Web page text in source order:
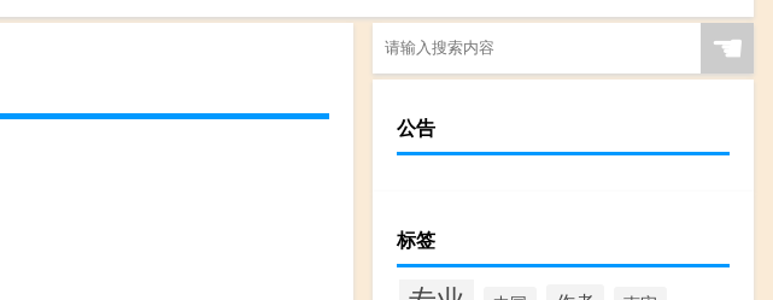
☚
公告
标签